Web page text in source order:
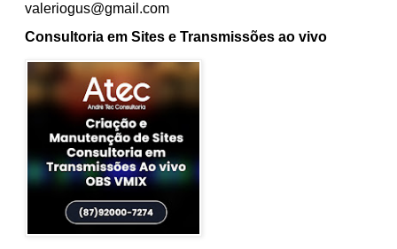
valeriogus@gmail.com
Consultoria em Sites e Transmissões ao vivo